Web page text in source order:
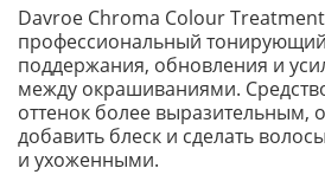
Davroe Chroma Colour
профессиональный
поддержания, обновления и
между окрашиваниями.
оттенок более выразительным,
добавить блеск и сделать
и ухоженными.